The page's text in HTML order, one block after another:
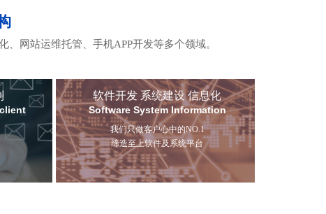
网站运维托管、手机APP开发等多个领域。
软件开发 系统建设 信息化
Software System Information
我们只做客户心中的NO.1
缔造至上软件及系统平台